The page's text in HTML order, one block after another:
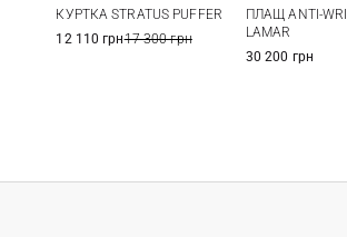
КУРТКА STRATUS PUFFER
12 110 грн17 300 грн
ПЛАЩ ANTI-
LAMAR
30 200 грн